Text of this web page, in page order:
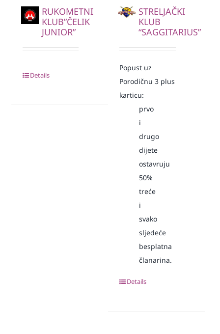
RUKOMETNI
KLUB”ČELIK
JUNIOR”
Details
STRELJAČKI
KLUB
“SAGGITARIUS”
Popust uz
Porodičnu 3 plus
karticu:
prvo
i
drugo
dijete
ostavruju
50%
treće
i
svako
sljedeće
besplatna
članarina.
Details